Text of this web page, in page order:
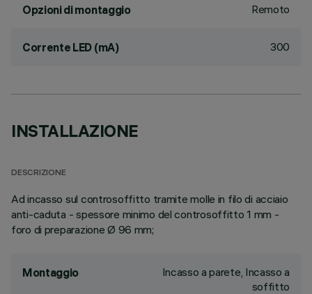
Opzioni di montaggio Remoto
Corrente LED (mA) 300
INSTALLAZIONE
DESCRIZIONE
Ad incasso sul controsoffitto tramite molle in filo di acciaio
anti-caduta - spessore minimo del controsoffitto 1 mm -
foro di preparazione Ø 96 mm;
Montaggio
Incasso a parete, Incasso a
soffitto